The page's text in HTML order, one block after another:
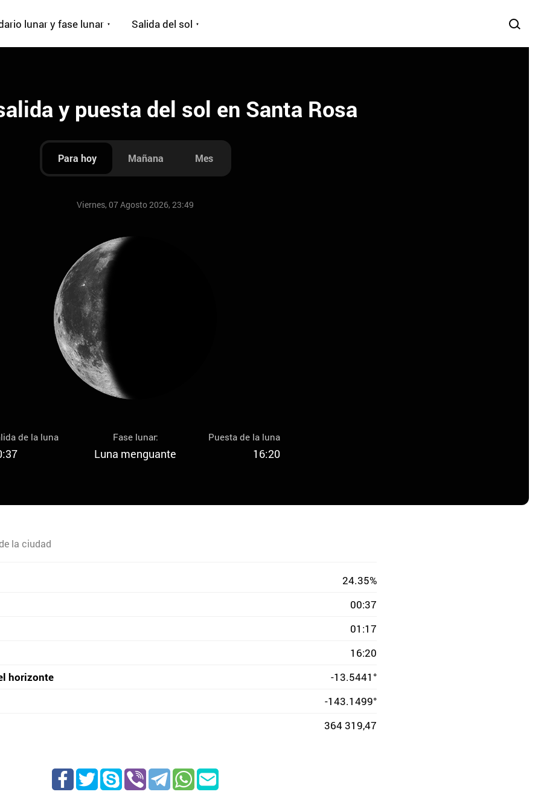
lunar y fase lunar Salida del sol
y puesta del sol en Santa Rosa
Para hoy Mañana Mes
Viernes, 07 Agosto 2026, 23:49
de la luna Fase lunar:
Luna menguante
Puesta de la luna
16:20
la ciudad
24.35%
00:37
01:17
16:20
horizonte
-13.5441°
-143.1499°
364 319,47